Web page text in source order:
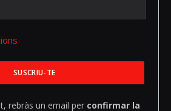
rebràs un email per confirmar la